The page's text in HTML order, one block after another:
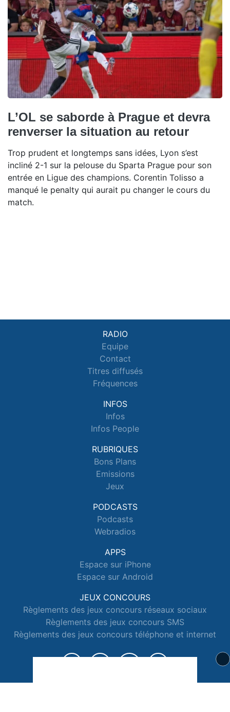
L’OL se saborde à Prague et devra
renverser la situation au retour
Trop prudent et longtemps sans idées, Lyon s’est
incliné 2-1 sur la pelouse du Sparta Prague pour son
entrée en Ligue des champions. Corentin Tolisso a
manqué le penalty qui aurait pu changer le cours du
match.
RADIO
Equipe
Contact
Titres diffusés
Fréquences
INFOS
Infos
Infos People
RUBRIQUES
Bons Plans
Emissions
Jeux
PODCASTS
Podcasts
Webradios
APPS
Espace sur iPhone
Espace sur Android
JEUX CONCOURS
Règlements des jeux concours réseaux sociaux
Règlements des jeux concours SMS
Règlements des jeux concours téléphone et internet